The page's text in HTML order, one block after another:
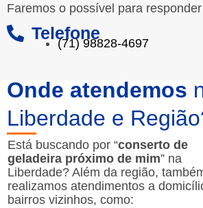
Faremos o possível para
Telefone
(71) 98828-4697
Onde atendemos
Liberdade e
Está buscando por “conserto de
geladeira próximo de mim” na
Liberdade? Além da região,
realizamos atendimentos a
bairros vizinhos, como: